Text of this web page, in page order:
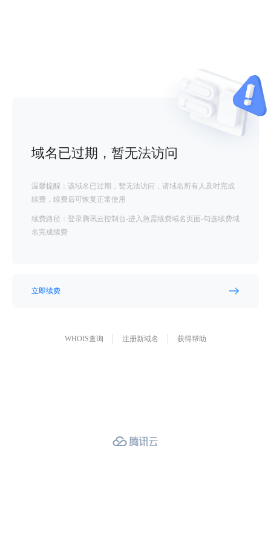
域名已过期，暂无法访问
温馨提醒：该域名已过期，暂无法访问，请域名所有人及时完成
续费，续费后可恢复正常使用
续费路径：登录腾讯云控制台-进入急需续费域名页面-勾选续费域
名完成续费
立即续费
WHOIS查询 注册新域名 获得帮助